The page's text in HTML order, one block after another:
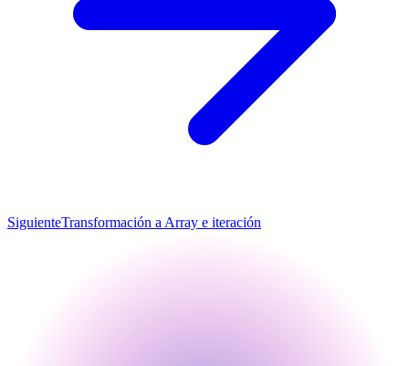
SiguienteTransformación a Array e iteración